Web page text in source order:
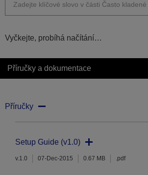
Vyčkejte, probíhá načítání…
Příručky a dokumentace
Příručky
Setup Guide (v1.0)
v.1.0 07-Dec-2015 0.67 MB .pdf